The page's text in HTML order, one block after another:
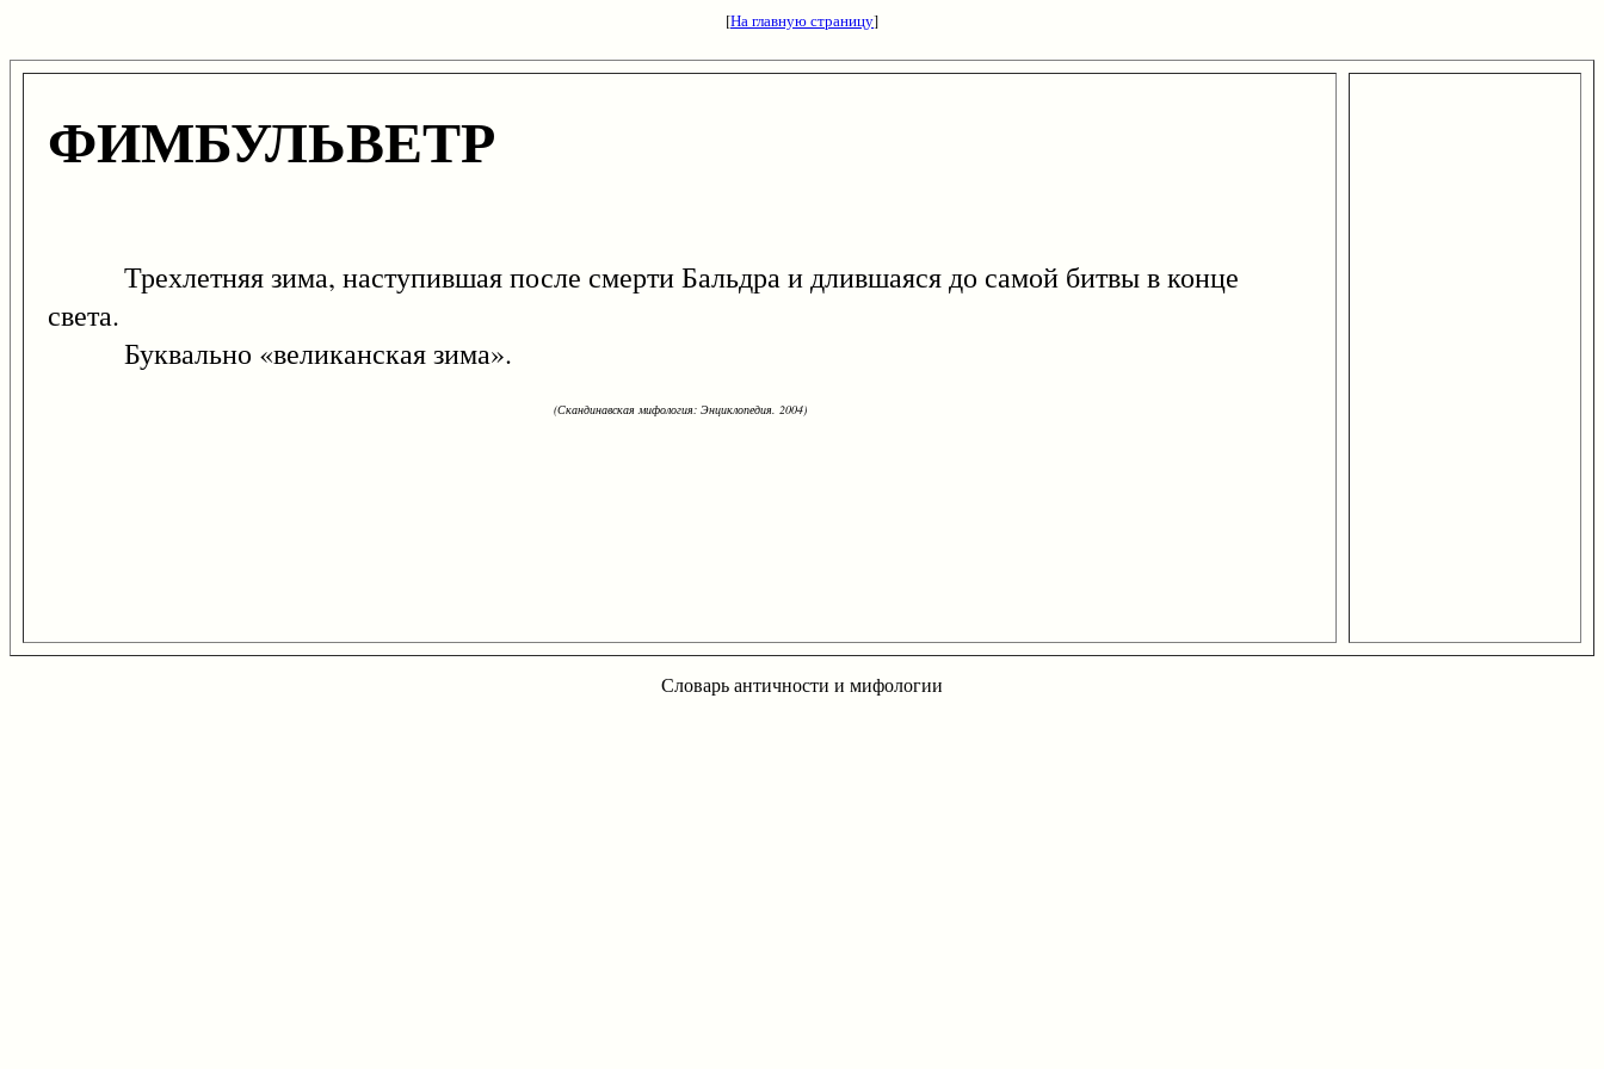
[На главную страницу]
ФИМБУЛЬВЕТР
Трехлетняя зима, наступившая после смерти Бальдра и длившаяся до самой битвы в конце
света.
Буквально «великанская зима».
(Скандинавская мифология: Энциклопедия. 2004)
Словарь античности и мифологии